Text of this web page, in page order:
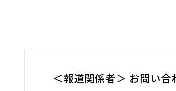
＜報道関係者＞ お問い合